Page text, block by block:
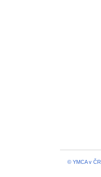
© YMCA v ČR